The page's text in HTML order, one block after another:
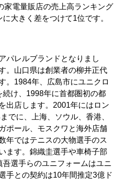
家電量販店の売上高ランキング
大きく差をつけて1位です。
パレルブランドとなりまし
。山口県は創業者の柳井正代
。1984年、広島市にユニクロ
け、1998年に首都圏初の都
出店します。2001年にはロン
でに、上海、ソウル、香港、
ポール、モスクワと海外店舗
年ではテニスの大物選手のス
ます。錦織圭選手や車椅子部
選手らのユニフォームはユニ
手との契約は10年間推定3億ド